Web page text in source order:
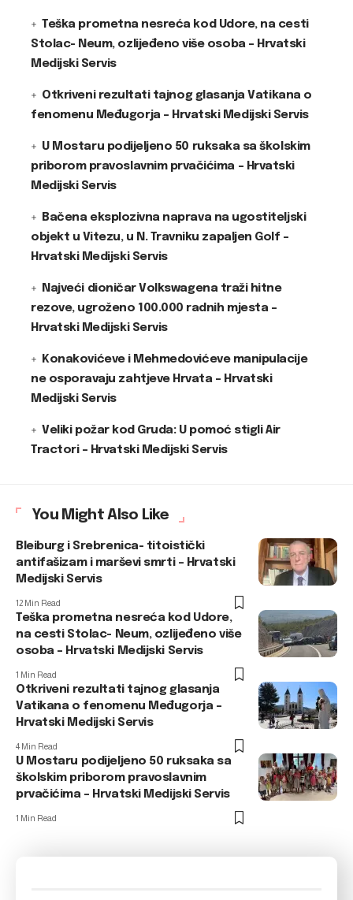
Teška prometna nesreća kod Udore, na cesti
Stolac- Neum, ozlijeđeno više osoba – Hrvatski
Medijski Servis
Otkriveni rezultati tajnog glasanja Vatikana o
fenomenu Međugorja – Hrvatski Medijski Servis
U Mostaru podijeljeno 50 ruksaka sa školskim
priborom pravoslavnim prvačićima – Hrvatski
Medijski Servis
Bačena eksplozivna naprava na ugostiteljski
objekt u Vitezu, u N. Travniku zapaljen Golf –
Hrvatski Medijski Servis
Najveći dioničar Volkswagena traži hitne
rezove, ugroženo 100.000 radnih mjesta –
Hrvatski Medijski Servis
Konakovićeve i Mehmedovićeve manipulacije
ne osporavaju zahtjeve Hrvata – Hrvatski
Medijski Servis
Veliki požar kod Gruda: U pomoć stigli Air
Tractori – Hrvatski Medijski Servis
You Might Also Like
Bleiburg i Srebrenica- titoistički
antifašizam i marševi smrti – Hrvatski
Medijski Servis
12 Min Read
Teška prometna nesreća kod Udore,
na cesti Stolac- Neum, ozlijeđeno više
osoba – Hrvatski Medijski Servis
1 Min Read
Otkriveni rezultati tajnog glasanja
Vatikana o fenomenu Međugorja –
Hrvatski Medijski Servis
4 Min Read
U Mostaru podijeljeno 50 ruksaka sa
školskim priborom pravoslavnim
prvačićima – Hrvatski Medijski Servis
1 Min Read